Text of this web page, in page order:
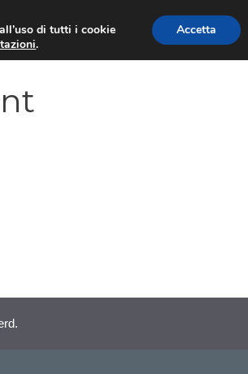
RECENSIONI TRAILER GIOCHI
di tutti i cookie
.
Accetta